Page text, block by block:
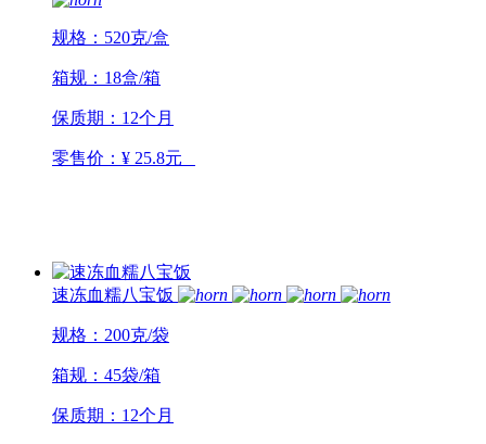
规格：520克/盒
箱规：18盒/箱
保质期：12个月
零售价：¥ 25.8元
速冻血糯八宝饭
规格：200克/袋
箱规：45袋/箱
保质期：12个月